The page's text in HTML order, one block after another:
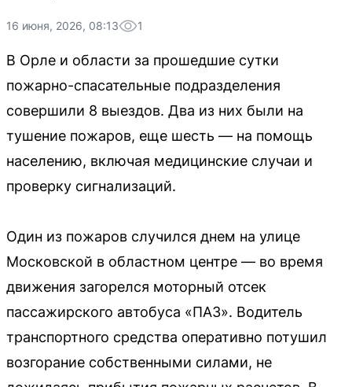
16 июня, 2026, 08:13 1
В Орле и области за прошедшие сутки
пожарно-спасательные подразделения
совершили 8 выездов. Два из них были на
тушение пожаров, еще шесть — на помощь
населению, включая медицинские случаи и
проверку сигнализаций.
Один из пожаров случился днем на улице
Московской в областном центре — во время
движения загорелся моторный отсек
пассажирского автобуса «ПАЗ». Водитель
транспортного средства оперативно потушил
возгорание собственными силами, не